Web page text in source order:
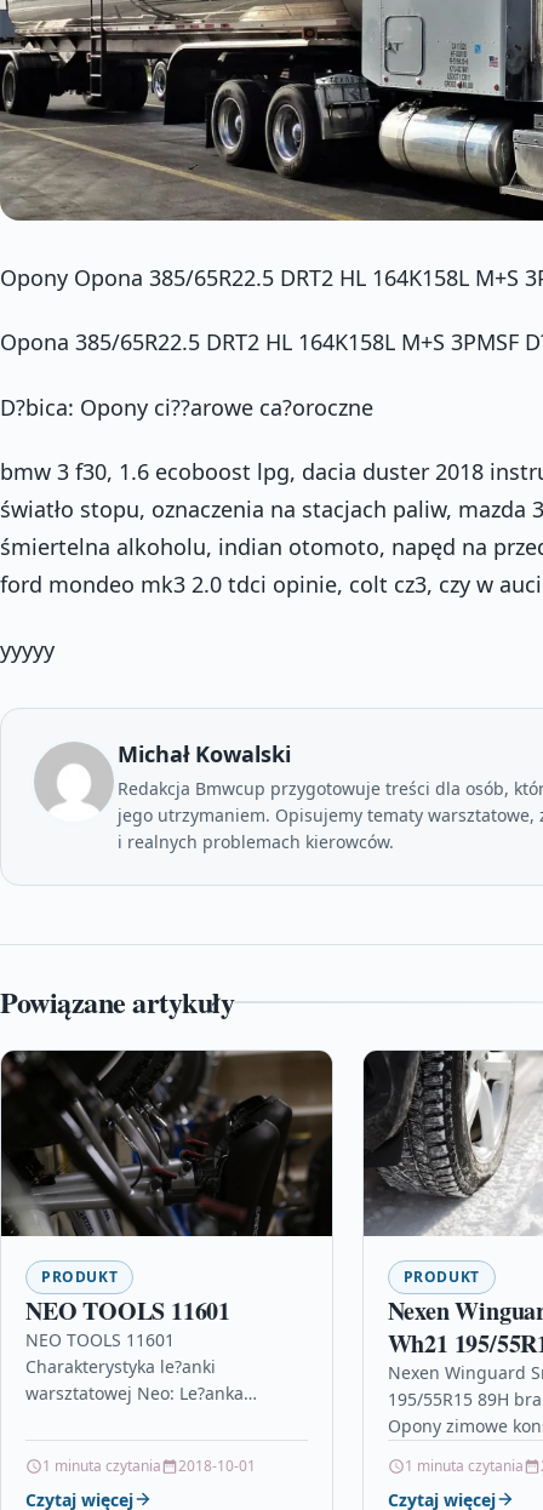
Opony Opona 385/65R22.5 DRT2 HL 164K158L M+S
Opona 385/65R22.5 DRT2 HL 164K158L M+S 3PMSF
D?bica: Opony ci??arowe ca?oroczne
bmw 3 f30, 1.6 ecoboost lpg, dacia duster 2018
światło stopu, oznaczenia na stacjach paliw, mazda
śmiertelna alkoholu, indian otomoto, napęd na
ford mondeo mk3 2.0 tdci opinie, colt cz3, czy w
yyyyy
Michał Kowalski
Redakcja Bmwcup przygotowuje treści dla osób,
jego utrzymaniem. Opisujemy tematy
i realnych problemach kierowców.
Powiązane artykuły
PRODUKT
NEO TOOLS 11601
NEO TOOLS 11601
Charakterystyka le?anki
warsztatowej Neo: Le?anka
przeznaczona jest do
profesjonalnych warsztatów i
serwisów samochodowych oraz
1 minuta czytania 2018-10-01
Czytaj więcej
PRODUKT
Nexen
Wh21 195/
Nexen Winguard
195/55R15 89H
Opony zimowe
spalin, trabant 1.1
1 minuta czytania
Czytaj więcej